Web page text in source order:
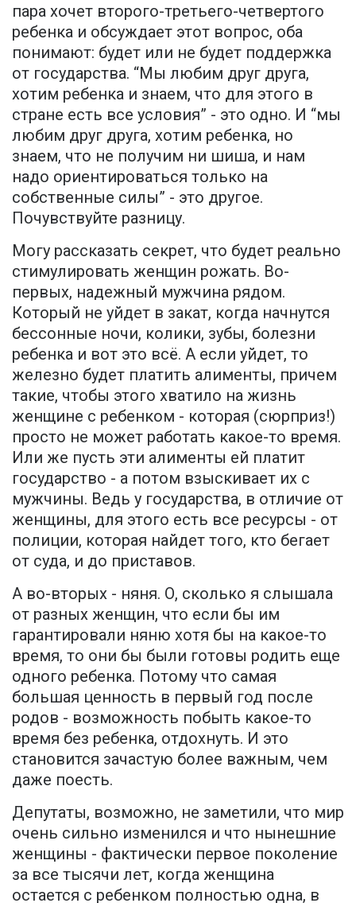
пара хочет второго-третьего-четвертого
ребенка и обсуждает этот вопрос, оба
понимают: будет или не будет поддержка
от государства. “Мы любим друг друга,
хотим ребенка и знаем, что для этого в
стране есть все условия” - это одно. И “мы
любим друг друга, хотим ребенка, но
знаем, что не получим ни шиша, и нам
надо ориентироваться только на
собственные силы” - это другое.
Почувствуйте разницу.
Могу рассказать секрет, что будет реально
стимулировать женщин рожать. Во-
первых, надежный мужчина рядом.
Который не уйдет в закат, когда начнутся
бессонные ночи, колики, зубы, болезни
ребенка и вот это всё. А если уйдет, то
железно будет платить алименты, причем
такие, чтобы этого хватило на жизнь
женщине с ребенком - которая (сюрприз!)
просто не может работать какое-то время.
Или же пусть эти алименты ей платит
государство - а потом взыскивает их с
мужчины. Ведь у государства, в отличие от
женщины, для этого есть все ресурсы - от
полиции, которая найдет того, кто бегает
от суда, и до приставов.
А во-вторых - няня. О, сколько я слышала
от разных женщин, что если бы им
гарантировали няню хотя бы на какое-то
время, то они бы были готовы родить еще
одного ребенка. Потому что самая
большая ценность в первый год после
родов - возможность побыть какое-то
время без ребенка, отдохнуть. И это
становится зачастую более важным, чем
даже поесть.
Депутаты, возможно, не заметили, что мир
очень сильно изменился и что нынешние
женщины - фактически первое поколение
за все тысячи лет, когда женщина
остается с ребенком полностью одна, в